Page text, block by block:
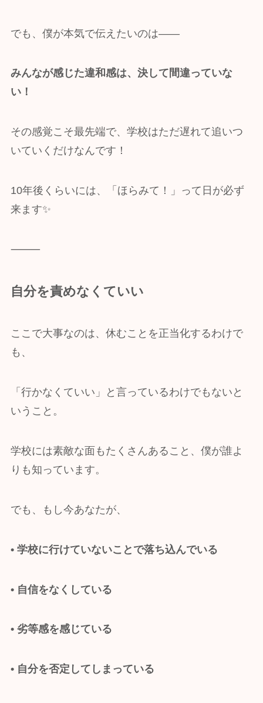
でも、僕が本気で伝えたいのは――
みんなが感じた違和感は、決して間違っていな
い！
その感覚こそ最先端で、学校はただ遅れて追いつ
いていくだけなんです！
10年後くらいには、「ほらみて！」って日が必ず
来ます✨
⸻
自分を責めなくていい
ここで大事なのは、休むことを正当化するわけで
も、
「行かなくていい」と言っているわけでもないと
いうこと。
学校には素敵な面もたくさんあること、僕が誰よ
りも知っています。
でも、もし今あなたが、
• 学校に行けていないことで落ち込んでいる
• 自信をなくしている
• 劣等感を感じている
• 自分を否定してしまっている